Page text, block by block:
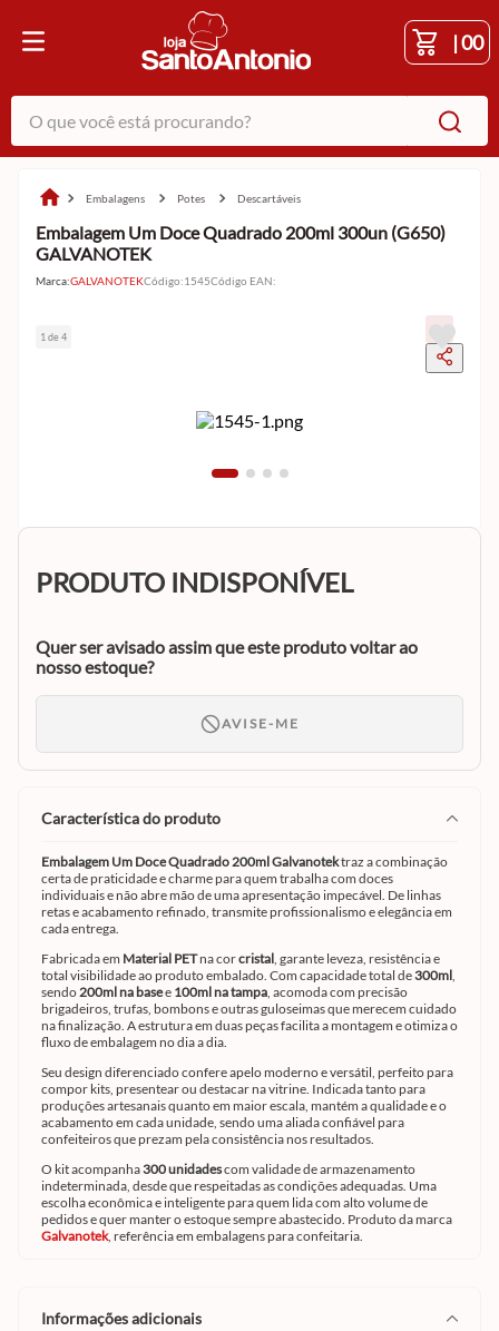
|00
O que você está procurando?
embalagens potes descartáveis
Embalagem Um Doce Quadrado 200ml 300un (G650)
GALVANOTEK
Marca:GALVANOTEKCódigo:1545Código EAN:
1 de 4
PRODUTO INDISPONÍVEL
Quer ser avisado assim que este produto voltar ao
nosso estoque?
AVISE-ME
característica do produto
Embalagem Um Doce Quadrado 200ml Galvanotektraz a combinação
certa de praticidade e charme para quem trabalha com doces
individuais e não abre mão de uma apresentação impecável. De linhas
retas e acabamento refinado, transmite profissionalismo e elegância em
cada entrega.
Fabricada em Material PETna corcristal , garante leveza, resistência e
total visibilidade ao produto embalado. Com capacidade total de300ml
sendo 200ml na basee 100ml na tampa , acomoda com precisão
brigadeiros, trufas, bombons e outras guloseimas que merecem cuidado
na finalização. A estrutura em duas peças facilita a montagem e otimiza o
fluxo de embalagem no dia a dia.
Seu design diferenciado confere apelo moderno e versátil, perfeito para
compor kits, presentear ou destacar na vitrine. Indicada tanto para
produções artesanais quanto em maior escala, mantém a qualidade e o
acabamento em cada unidade, sendo uma aliada confiável para
confeiteiros que prezam pela consistência nos resultados.
O kit acompanha300 unidadescom validade de armazenamento
indeterminada, desde que respeitadas as condições adequadas. Uma
escolha econômica e inteligente para quem lida com alto volume de
pedidos e quer manter o estoque sempre abastecido. Produto da marca
Galvanotek, referência em embalagens para confeitaria.
informações adicionais